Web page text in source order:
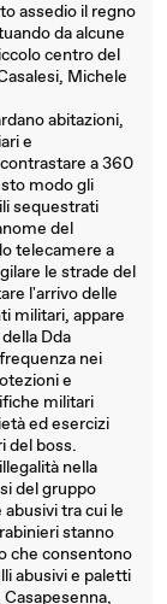
assedio il regno
da alcune
centro del
Michele
abitazioni,
e
a 360
modo gli
sequestrati
del
telecamere a
le strade del
l'arrivo delle
militari, appare
Dda
nei
e
militari
ed esercizi
del boss.
nella
del gruppo
tra cui le
stanno
che consentono
abusivi e paletti